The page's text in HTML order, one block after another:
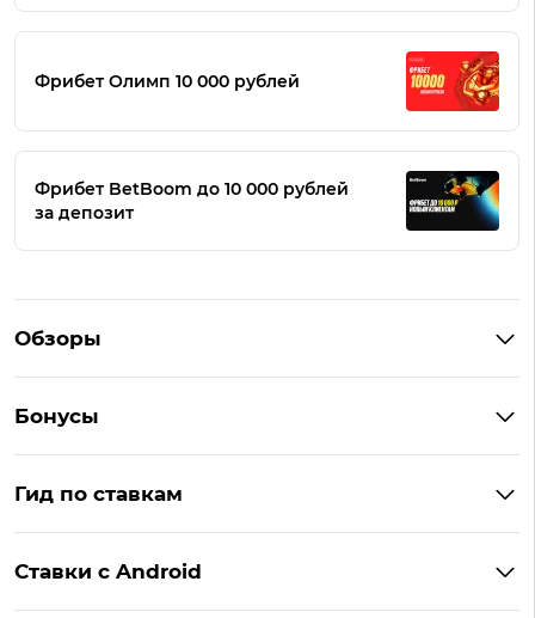
Фрибет Олимп 10 000 рублей
Фрибет BetBoom до 10 000 рублей
за депозит
Обзоры
BetBoom
Пари
Бонусы
Бонусы BetBoom
Гид по ставкам
Ставки с Android